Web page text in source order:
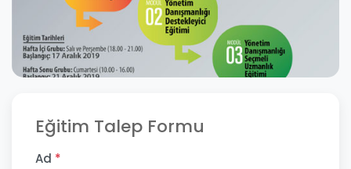
Eğitim Talep Formu
Ad *